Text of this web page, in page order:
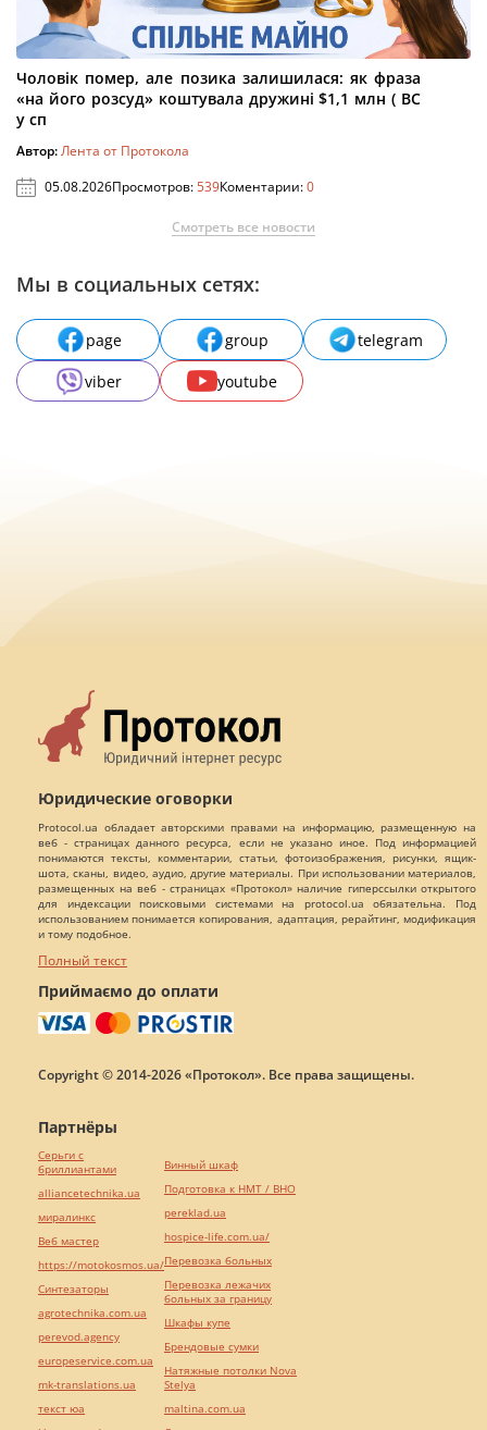
Чоловік помер, але позика залишилася: як фраза
«на його розсуд» коштувала дружині $1,1 млн ( ВС
у сп
Автор:Лента от Протокола
05.08.2026Просмотров:539Коментарии:0
Смотреть все новости
Мы в социальных сетях:
page group
telegram
viber
youtube
Юридические оговорки
Protocol.ua обладает авторскими правами на информацию, размещенную на
веб - страницах данного ресурса, если не указано иное. Под информацией
понимаются тексты, комментарии, статьи, фотоизображения, рисунки, ящик-
шота, сканы, видео, аудио, другие материалы. При использовании материалов,
размещенных на веб - страницах «Протокол» наличие гиперссылки открытого
для индексации поисковыми системами на protocol.ua обязательна. Под
использованием понимается копирования, адаптация, рерайтинг, модификация
и тому подобное.
Полный текст
Приймаємо до оплати
Copyright © 2014-2026 «Протокол». Все права защищены.
Партнёры
Серьги с
бриллиантами
alliancetechnika.ua
миралинкс
Веб мастер
https://motokosmos.ua/
Синтезаторы
agrotechnika.com.ua
perevod.agency
europeservice.com.ua
mk-translations.ua
текст юа
Винный шкаф
Подготовка к НМТ / ВНО
pereklad.ua
hospice-life.com.ua/
Перевозка больных
Перевозка лежачих
больных за границу
Шкафы купе
Брендовые сумки
Натяжные потолки Nova
Stelya
maltina.com.ua